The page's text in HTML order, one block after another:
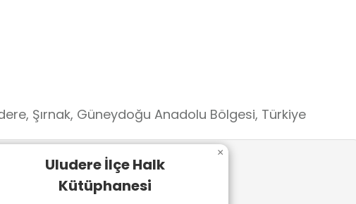
bir kitaplık bulunmaktadır. Özellikle güncel ve klasik
kitaplar, eğitim ve sınavlara hazırlık materyalleri
Şırnak, Güneydoğu Anadolu Bölgesi, Türkiye
Uludere İlçe Halk
Kütüphanesi
×